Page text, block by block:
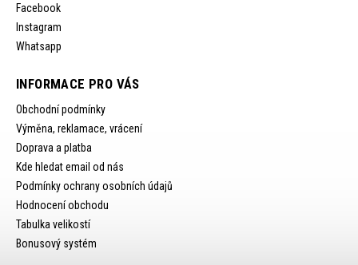
Facebook
Instagram
Whatsapp
INFORMACE PRO VÁS
Obchodní podmínky
Výměna, reklamace, vrácení
Doprava a platba
Kde hledat email od nás
Podmínky ochrany osobních údajů
Hodnocení obchodu
Tabulka velikostí
Bonusový systém